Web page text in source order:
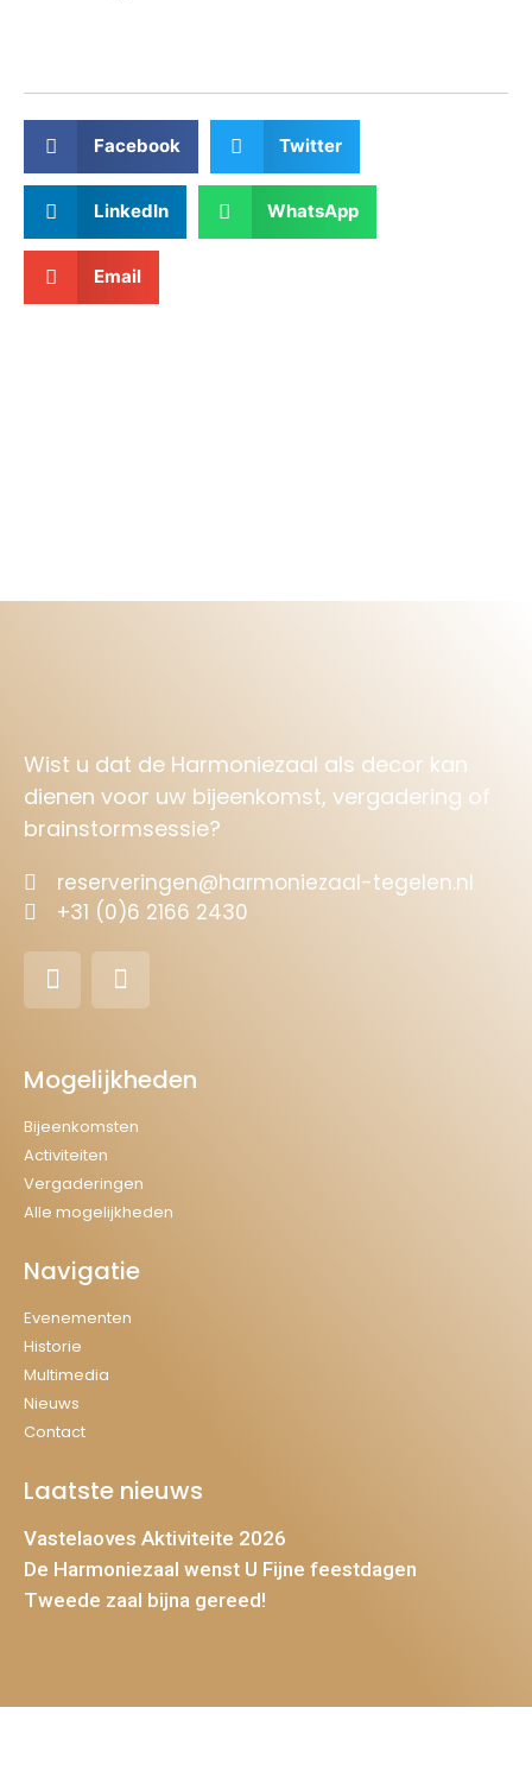
Facebook Twitter
LinkedIn WhatsApp
Email
Wist u dat de Harmoniezaal als decor kan
dienen voor uw bijeenkomst, vergadering of
brainstormsessie?
reserveringen@harmoniezaal-tegelen.nl
+31 (0)6 2166 2430
Mogelijkheden
Bijeenkomsten
Activiteiten
Vergaderingen
Alle mogelijkheden
Navigatie
Evenementen
Historie
Multimedia
Nieuws
Contact
Laatste nieuws
Vastelaoves Aktiviteite 2026
De Harmoniezaal wenst U Fijne feestdagen
Tweede zaal bijna gereed!